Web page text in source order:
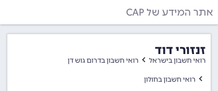
אתר המידע של CAP
זנזורי דוד
רואי חשבון בישראל רואי חשבון בדרום גוש דן
רואי חשבון בחולון